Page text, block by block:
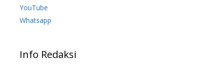
YouTube
Whatsapp
Info Redaksi